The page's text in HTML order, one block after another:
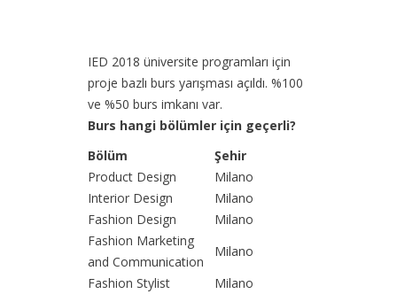
IED 2018 üniversite programları için
proje bazlı burs yarışması açıldı. %100
ve %50 burs imkanı var.
Burs hangi bölümler için geçerli?
Bölüm
Şehir
Product Design
Milano
Interior Design
Milano
Fashion Design
Milano
Fashion Marketing
and Communication
Milano
Fashion Stylist
Milano